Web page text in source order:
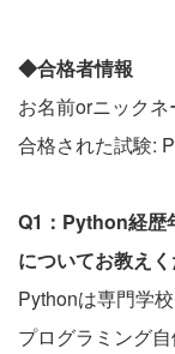
◆合格者情報
お名前orニック
合格された試験:
Q1：Python経歴
についてお教えく
Pythonは専門学
プログラミング